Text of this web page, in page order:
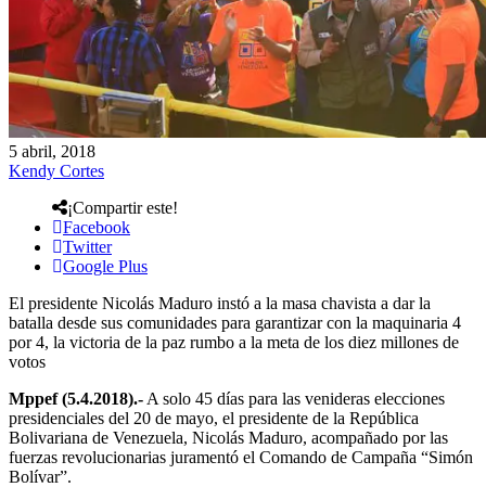
5 abril, 2018
Kendy Cortes
¡Compartir este!
Facebook
Twitter
Google Plus
El presidente Nicolás Maduro instó a la masa chavista a dar la
batalla desde sus comunidades para garantizar con la maquinaria 4
por 4, la victoria de la paz rumbo a la meta de los diez millones de
votos
Mppef (5.4.2018).- A solo 45 días para las venideras elecciones
presidenciales del 20 de mayo, el presidente de la República
Bolivariana de Venezuela, Nicolás Maduro, acompañado por las
fuerzas revolucionarias juramentó el Comando de Campaña “Simón
Bolívar”.